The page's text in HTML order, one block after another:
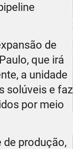
de
que irá
a unidade
solúveis e faz
por meio
de produção,